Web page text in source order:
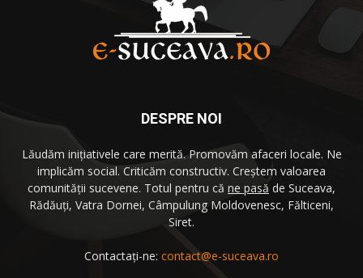
DESPRE NOI
Lăudăm iniţiativele care merită. Promovăm afaceri locale. Ne
implicăm social. Criticăm constructiv. Creştem valoarea
comunităţii sucevene. Totul pentru că ne pasă de Suceava,
Rădăuţi, Vatra Dornei, Câmpulung Moldovenesc, Fălticeni,
Siret.
Contactați-ne: contact@e-suceava.ro